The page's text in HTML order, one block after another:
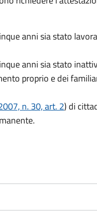
anni sia stato
anni sia stato
proprio e dei
n. 30, art. 2) di